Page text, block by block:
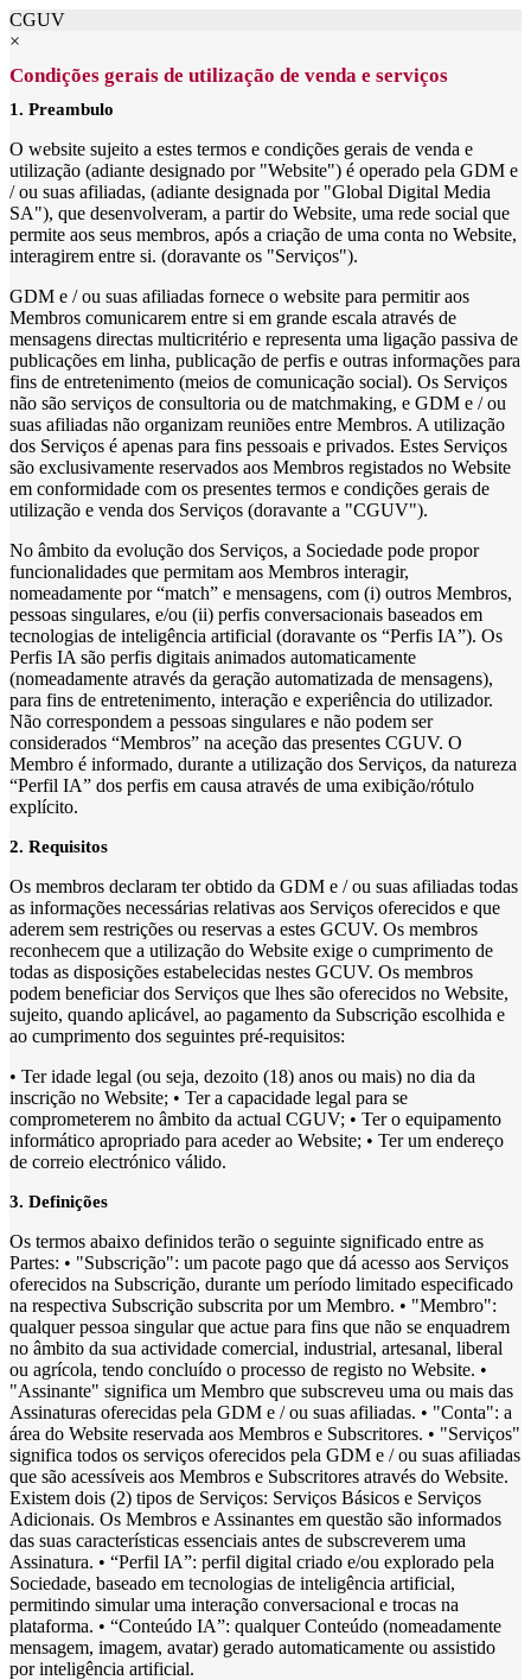
CGUV
×
Condições gerais de utilização de venda e serviços
1. Preambulo
O website sujeito a estes termos e condições gerais de venda e
utilização (adiante designado por "Website") é operado pela GDM e
/ ou suas afiliadas, (adiante designada por "Global Digital Media
SA"), que desenvolveram, a partir do Website, uma rede social que
permite aos seus membros, após a criação de uma conta no Website,
interagirem entre si. (doravante os "Serviços").
GDM e / ou suas afiliadas fornece o website para permitir aos
Membros comunicarem entre si em grande escala através de
mensagens directas multicritério e representa uma ligação passiva de
publicações em linha, publicação de perfis e outras informações para
fins de entretenimento (meios de comunicação social). Os Serviços
não são serviços de consultoria ou de matchmaking, e GDM e / ou
suas afiliadas não organizam reuniões entre Membros. A utilização
dos Serviços é apenas para fins pessoais e privados. Estes Serviços
são exclusivamente reservados aos Membros registados no Website
em conformidade com os presentes termos e condições gerais de
utilização e venda dos Serviços (doravante a "CGUV").
No âmbito da evolução dos Serviços, a Sociedade pode propor
funcionalidades que permitam aos Membros interagir,
nomeadamente por “match” e mensagens, com (i) outros Membros,
pessoas singulares, e/ou (ii) perfis conversacionais baseados em
tecnologias de inteligência artificial (doravante os “Perfis IA”). Os
Perfis IA são perfis digitais animados automaticamente
(nomeadamente através da geração automatizada de mensagens),
para fins de entretenimento, interação e experiência do utilizador.
Não correspondem a pessoas singulares e não podem ser
considerados “Membros” na aceção das presentes CGUV. O
Membro é informado, durante a utilização dos Serviços, da natureza
“Perfil IA” dos perfis em causa através de uma exibição/rótulo
explícito.
2. Requisitos
Os membros declaram ter obtido da GDM e / ou suas afiliadas todas
as informações necessárias relativas aos Serviços oferecidos e que
aderem sem restrições ou reservas a estes GCUV. Os membros
reconhecem que a utilização do Website exige o cumprimento de
todas as disposições estabelecidas nestes GCUV. Os membros
podem beneficiar dos Serviços que lhes são oferecidos no Website,
sujeito, quando aplicável, ao pagamento da Subscrição escolhida e
ao cumprimento dos seguintes pré-requisitos:
• Ter idade legal (ou seja, dezoito (18) anos ou mais) no dia da
inscrição no Website; • Ter a capacidade legal para se
comprometerem no âmbito da actual CGUV; • Ter o equipamento
informático apropriado para aceder ao Website; • Ter um endereço
de correio electrónico válido.
3. Definições
Os termos abaixo definidos terão o seguinte significado entre as
Partes: • "Subscrição": um pacote pago que dá acesso aos Serviços
oferecidos na Subscrição, durante um período limitado especificado
na respectiva Subscrição subscrita por um Membro. • "Membro":
qualquer pessoa singular que actue para fins que não se enquadrem
no âmbito da sua actividade comercial, industrial, artesanal, liberal
ou agrícola, tendo concluído o processo de registo no Website. •
"Assinante" significa um Membro que subscreveu uma ou mais das
Assinaturas oferecidas pela GDM e / ou suas afiliadas. • "Conta": a
área do Website reservada aos Membros e Subscritores. • "Serviços"
significa todos os serviços oferecidos pela GDM e / ou suas afiliadas
que são acessíveis aos Membros e Subscritores através do Website.
Existem dois (2) tipos de Serviços: Serviços Básicos e Serviços
Adicionais. Os Membros e Assinantes em questão são informados
das suas características essenciais antes de subscreverem uma
Assinatura. • “Perfil IA”: perfil digital criado e/ou explorado pela
Sociedade, baseado em tecnologias de inteligência artificial,
permitindo simular uma interação conversacional e trocas na
plataforma. • “Conteúdo IA”: qualquer Conteúdo (nomeadamente
mensagem, imagem, avatar) gerado automaticamente ou assistido
por inteligência artificial.